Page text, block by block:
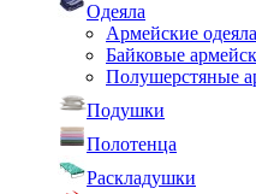
Одеяла
Армейские одеяла
Байковые
Полушерстяные
Подушки
Полотенца
Раскладушки